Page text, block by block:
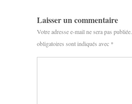
Laisser un commentaire
Votre adresse e-mail ne sera pas publiée.
obligatoires sont indiqués avec *